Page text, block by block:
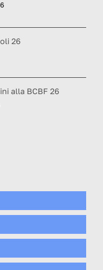
26
alla BCBF 26